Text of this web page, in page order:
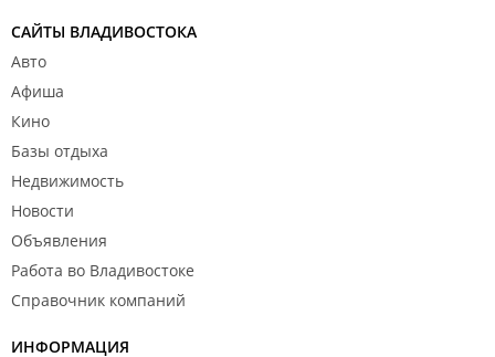
САЙТЫ ВЛАДИВОСТОКА
Авто
Афиша
Кино
Базы отдыха
Недвижимость
Новости
Объявления
Работа во Владивостоке
Справочник компаний
ИНФОРМАЦИЯ